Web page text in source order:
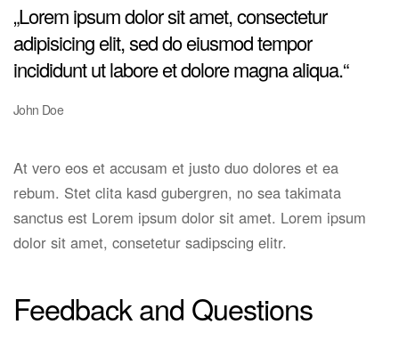
„Lorem ipsum dolor sit amet, consectetur
adipisicing elit, sed do eiusmod tempor
incididunt ut labore et dolore magna aliqua.“
John Doe
At vero eos et accusam et justo duo dolores et ea
rebum. Stet clita kasd gubergren, no sea takimata
sanctus est Lorem ipsum dolor sit amet. Lorem ipsum
dolor sit amet, consetetur sadipscing elitr.
Feedback and Questions